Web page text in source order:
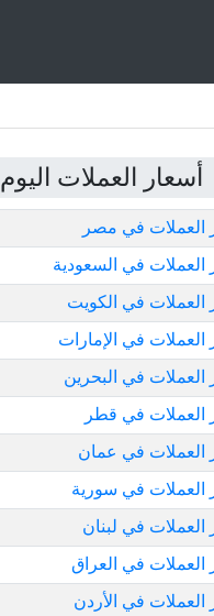
أسعار العملات اليوم
العملات في مصر
العملات في السعودية
العملات في الكويت
العملات في الإمارات
العملات في البحرين
العملات في قطر
العملات في عمان
العملات في سورية
العملات في لبنان
العملات في العراق
العملات في الأردن